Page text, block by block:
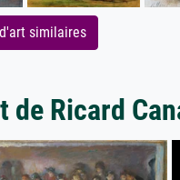
similaires
Ricard